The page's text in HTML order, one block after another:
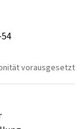
vorausgesetzt